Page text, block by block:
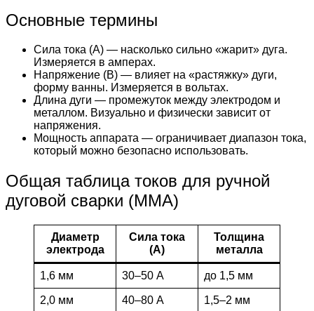
Основные термины
Сила тока (А) — насколько сильно «жарит» дуга.
Измеряется в амперах.
Напряжение (В) — влияет на «растяжку» дуги,
форму ванны. Измеряется в вольтах.
Длина дуги — промежуток между электродом и
металлом. Визуально и физически зависит от
напряжения.
Мощность аппарата — ограничивает диапазон тока,
который можно безопасно использовать.
Общая таблица токов для ручной
дуговой сварки (MMA)
Диаметр
электрода
Сила тока
(А)
Толщина
металла
1,6 мм 30–50 А до 1,5 мм
2,0 мм 40–80 А 1,5–2 мм